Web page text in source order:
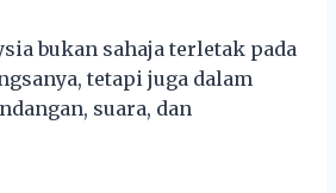
bukan sahaja terletak pada
tetapi juga dalam
suara, dan